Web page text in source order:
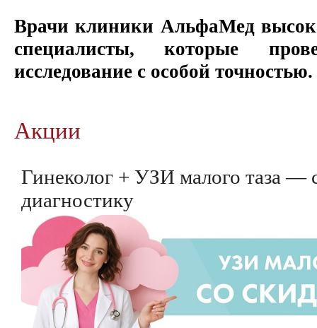
Врачи клиники АльфаМед
специалисты, которые
исследование с особой точностью.
Акции
Гинеколог + УЗИ малого таза —
диагностику